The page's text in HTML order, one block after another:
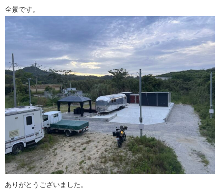
全景です。
ありがとうございました。